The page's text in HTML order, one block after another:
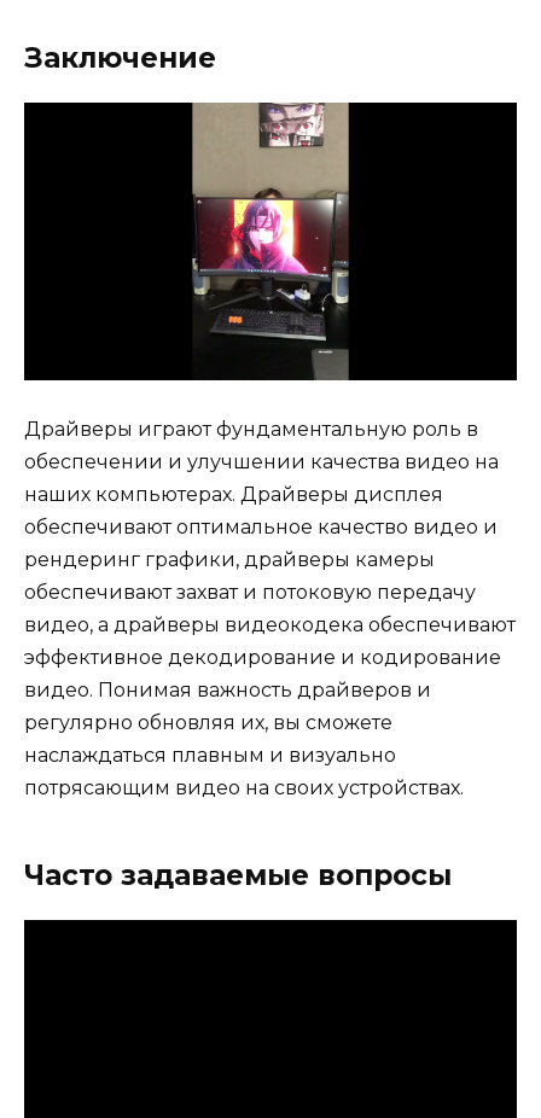
Заключение
Драйверы играют фундаментальную роль в
обеспечении и улучшении качества видео на
наших компьютерах. Драйверы дисплея
обеспечивают оптимальное качество видео и
рендеринг графики, драйверы камеры
обеспечивают захват и потоковую передачу
видео, а драйверы видеокодека обеспечивают
эффективное декодирование и кодирование
видео. Понимая важность драйверов и
регулярно обновляя их, вы сможете
наслаждаться плавным и визуально
потрясающим видео на своих устройствах.
Часто задаваемые вопросы